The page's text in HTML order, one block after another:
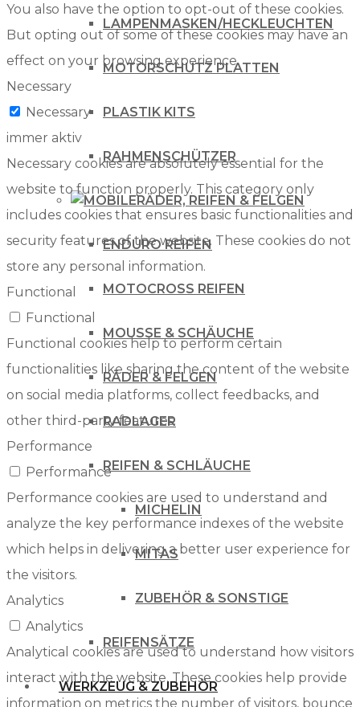
LAMPENMASKEN/HECKLEUCHTEN
MOTORSCHUTZ PLATTEN
PLASTIK KITS
RAHMENSCHÜTZER
RÄDER, REIFEN & FELGEN
ENDURO REIFEN
MOTOCROSS REIFEN
MOUSSE & SCHÄUCHE
RÄDER & FELGEN
RADLAGER
REIFEN & SCHLÄUCHE
MICHELIN
MITAS
ZUBEHÖR & SONSTIGE
REIFENSÄTZE
WERKZEUG & ZUBEHÖR
You also have the option to opt-out of these cookies.
But opting out of some of these cookies may have an
effect on your browsing experience.
Necessary
Necessary
immer aktiv
Necessary cookies are absolutely essential for the
website to function properly. This category only
includes cookies that ensures basic functionalities and
security features of the website. These cookies do not
store any personal information.
Functional
Functional
Functional cookies help to perform certain
functionalities like sharing the content of the website
on social media platforms, collect feedbacks, and
other third-party features.
Performance
Performance
Performance cookies are used to understand and
analyze the key performance indexes of the website
which helps in delivering a better user experience for
the visitors.
Analytics
Analytics
Analytical cookies are used to understand how visitors
interact with the website. These cookies help provide
information on metrics the number of visitors, bounce